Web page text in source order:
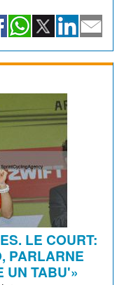
LE COURT:
PARLARNE
UN TABU'»